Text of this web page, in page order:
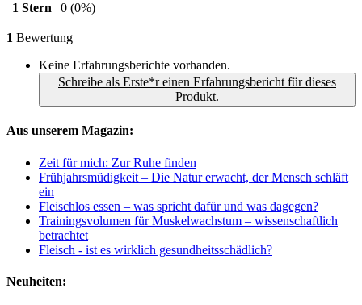
1 Stern
0 (0%)
1 Bewertung
Keine Erfahrungsberichte vorhanden.
Schreibe als Erste*r einen Erfahrungsbericht für dieses
Produkt.
Aus unserem Magazin:
Zeit für mich: Zur Ruhe finden
Frühjahrsmüdigkeit – Die Natur erwacht, der Mensch schläft
ein
Fleischlos essen – was spricht dafür und was dagegen?
Trainingsvolumen für Muskelwachstum – wissenschaftlich
betrachtet
Fleisch - ist es wirklich gesundheitsschädlich?
Neuheiten: